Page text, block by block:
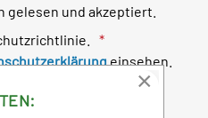
und akzeptiert.
einsehen.
finden Sie in den×